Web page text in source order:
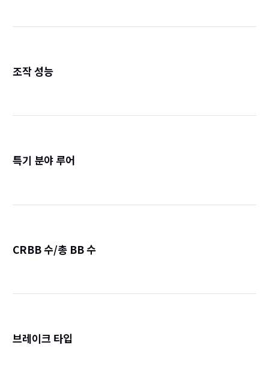
조작 성능
특기 분야 루어
CRBB 수/총 BB 수
브레이크 타입